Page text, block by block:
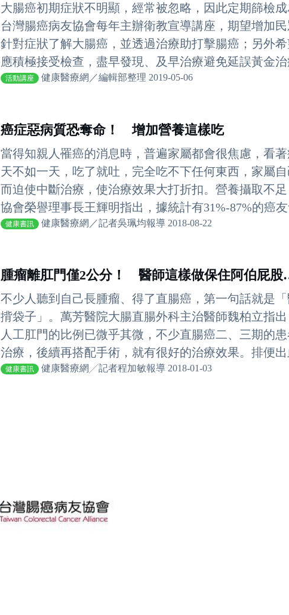
大腸癌初期症狀不明顯，經常被忽略，因此定期篩檢
台灣腸癌病友協會每年主辦衛教宣導講座，期望增加
針對症狀了解大腸癌，並透過治療助打擊腸癌；另外
應積極接受檢查，盡早發現、及早治療避免延誤黃金
活動講座 健康醫療網／編輯部整理 2019-05-06
癌症惡病質恐奪命！ 增加營養這樣吃
當得知親人罹癌的消息時，普遍家屬都會很焦慮，看
天不如一天，吃了就吐，完全吃不下任何東西，家屬
而迫使中斷治療，使治療效果大打折扣。營養攝取不
協會榮譽理事長王輝明指出，據統計有31%-87%的癌
健康書訊 健康醫療網／記者吳珮均報導 2018-08-22
腫瘤離肛門僅2公分！ 醫師這樣做保住阿伯屁
不少人聽到自己長腫瘤、得了直腸癌，第一句話就是
揹袋子」。萬芳醫院大腸直腸外科主治醫師魏柏立指
人工肛門的比例已微乎其微，不少直腸癌二、三期的
治療，後續再搭配手術，就有很好的治療效果。排便
健康書訊 健康醫療網╱記者程加敏報導 2018-01-03